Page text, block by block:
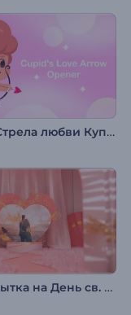
Заставка "Стрела любви Купидона"
Видеооткрытка на День св. Валентина